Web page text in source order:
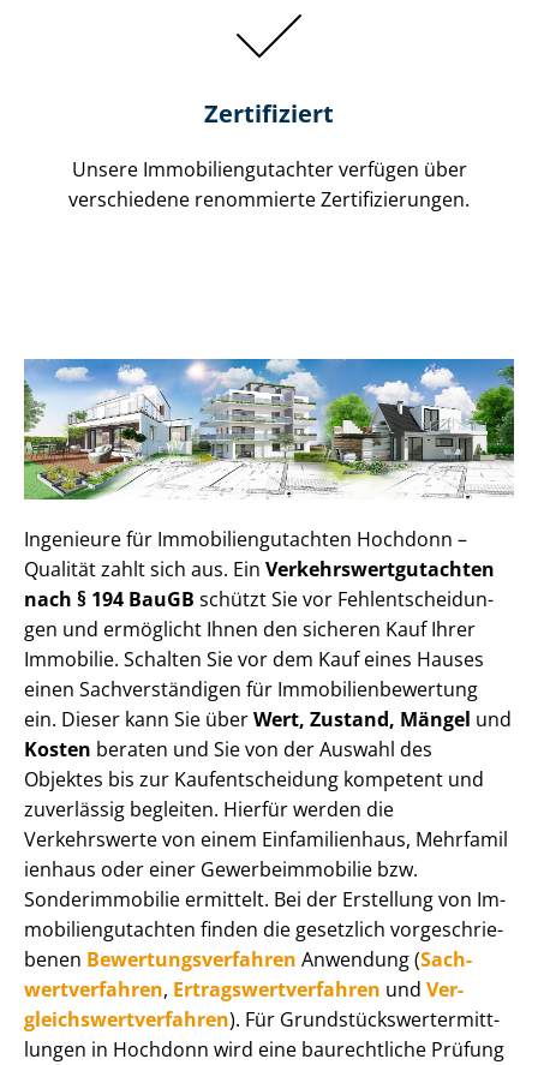
Zertifiziert
Unsere Immobilien­gutachter verfügen über
verschiedene renommierte Zer­ti­fi­zie­run­gen.
Ingenieure für Im­mo­bi­li­en­gut­ach­ten Hochdonn –
Qualität zahlt sich aus. Ein Ver­kehrs­wert­gut­ach­ten
nach § 194 BauGB schützt Sie vor Fehl­ent­schei­dun­
gen und ermöglicht Ihnen den sicheren Kauf Ihrer
Immobilie. Schalten Sie vor dem Kauf eines Hauses
einen Sach­ver­stän­di­gen für Im­mo­bi­li­en­be­wer­tung
ein. Dieser kann Sie überWert, Zustand, Mängel und
Kosten beraten und Sie von der Auswahl des
Objektes bis zur Kauf­ent­schei­dung kompetent und
zuverlässig begleiten. Hierfür werden die
Verkehrswerte von einem Einfamilienhaus, Mehr­fa­mi­l
i­en­haus oder einer Ge­wer­be­im­mo­bi­lie bzw.
Sonderimmobilie ermittelt. Bei der Erstellung von Im­
mo­bi­li­en­gut­ach­ten finden die gesetzlich vor­ge­schrie­
be­nen Be­wer­tungs­ver­fah­ren Anwendung (Sach­
wert­ver­fah­ren, Er­trags­wert­ver­fah­ren und Ver­
gleichs­wert­ver­fah­ren). Für Grund­stücks­wert­ermitt­
lun­gen in Hochdonn wird eine baurechtliche Prüfung